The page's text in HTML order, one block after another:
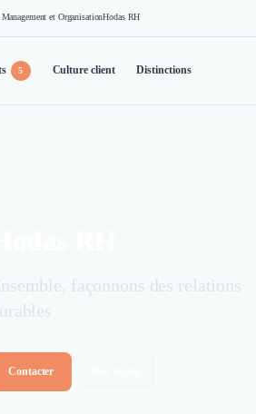
et OrganisationHodas RH
5 Culture client Distinctions
façonnons des relations
Contacter